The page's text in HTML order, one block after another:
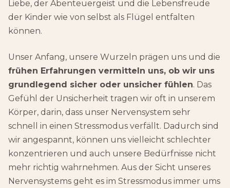
Liebe, der Abenteuergeist und die Lebensfreude
der Kinder wie von selbst als Flügel entfalten
können.
Unser Anfang, unsere Wurzeln prägen uns und die
frühen Erfahrungen vermitteln uns, ob wir uns
grundlegend sicher oder unsicher fühlen. Das
Gefühl der Unsicherheit tragen wir oft in unserem
Körper, darin, dass unser Nervensystem sehr
schnell in einen Stressmodus verfällt. Dadurch sind
wir angespannt, können uns vielleicht schlechter
konzentrieren und auch unsere Bedürfnisse nicht
mehr richtig wahrnehmen. Aus der Sicht unseres
Nervensystems geht es im Stressmodus immer ums